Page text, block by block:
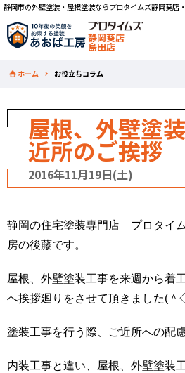
静岡市の外壁塗装・屋根塗装ならプロタイムズ静岡葵店
静岡葵店
島田店
ホーム お役立ちコラム
屋根、外壁塗
近所のご挨拶
2016年11月19日(土)
静岡の住宅塗装専門店 プロタイ
房の後藤です。
屋根、外壁塗装工事を来週から着
へ挨拶廻りをさせて頂きました(
塗装工事を行う際、ご近所への配
内装工事と違い、屋根、外壁塗装